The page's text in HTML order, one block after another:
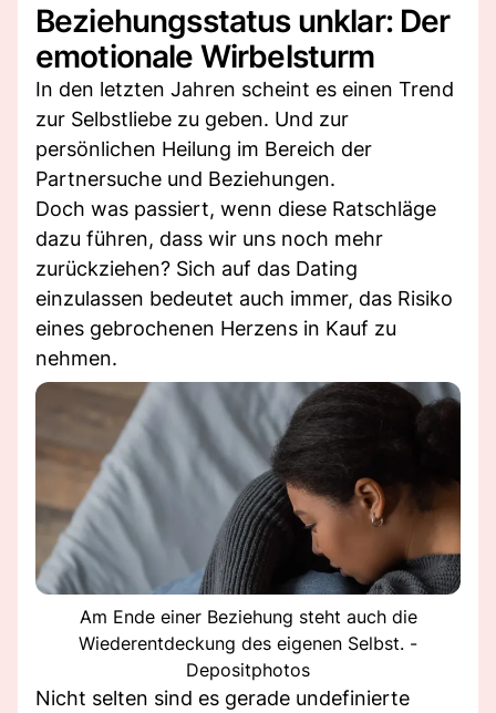
Beziehungsstatus unklar: Der
emotionale Wirbelsturm
In den letzten Jahren scheint es einen Trend
zur Selbstliebe zu geben. Und zur
persönlichen Heilung im Bereich der
Partnersuche und Beziehungen.
Doch was passiert, wenn diese Ratschläge
dazu führen, dass wir uns noch mehr
zurückziehen? Sich auf das Dating
einzulassen bedeutet auch immer, das Risiko
eines gebrochenen Herzens in Kauf zu
nehmen.
Am Ende einer Beziehung steht auch die
Wiederentdeckung des eigenen Selbst. -
Depositphotos
Nicht selten sind es gerade undefinierte